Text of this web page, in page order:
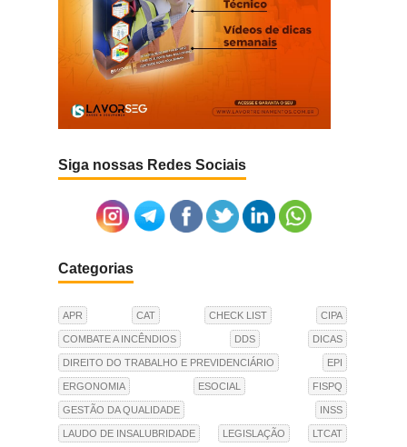
Siga nossas Redes Sociais
Categorias
APR CAT CHECK LIST CIPA
COMBATE A INCÊNDIOS DDS DICAS
DIREITO DO TRABALHO E PREVIDENCIÁRIO EPI
ERGONOMIA ESOCIAL FISPQ
GESTÃO DA QUALIDADE INSS
LAUDO DE INSALUBRIDADE LEGISLAÇÃO LTCAT